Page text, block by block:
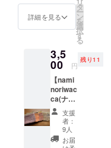
材》 ・
岡山県
産11号
帆布
100%）
・岡山
県産デ
ニム
（綿
100%)
類をご
指定し
選びい
ただく
ことは
できま
せん。
どんな
絵柄が
届くの
か、楽
しみに
お待ち
のオリ
ジナル
しょ
う。選
べる
パーツ
は全部
で５種
類（2枚
目の画
像A〜
E） ・A
つ)」さ
ん。こ
ボさせ
ていた
おり毎
回とて
も好評
です。
今回は
このク
ラウド
大好き
な紙の
ことを
いと、
１年か
けて世
界を旅
して
巡った
「kami/
(かみひ
とえ)」
さん。
詳細を見る
リ
タ
ー
ン
を
選
択
す
る
3,5
00 円
残り11
【nami
noriwac
ca(ナミ
ノリ
ワッカ)
ベンガ
ラ染め
支援
者：
9人
お届